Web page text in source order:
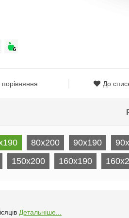
До
80x200 90x190
150x200 160x190
Детальніше...